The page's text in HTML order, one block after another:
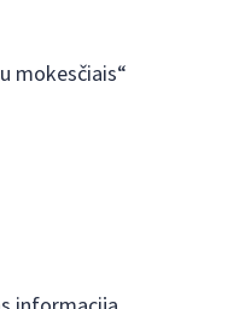
mokesčiais“